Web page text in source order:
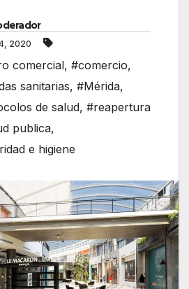
2020
comercial, #comercio,
sanitarias, #Mérida,
de salud, #reapertura
publica,
e higiene